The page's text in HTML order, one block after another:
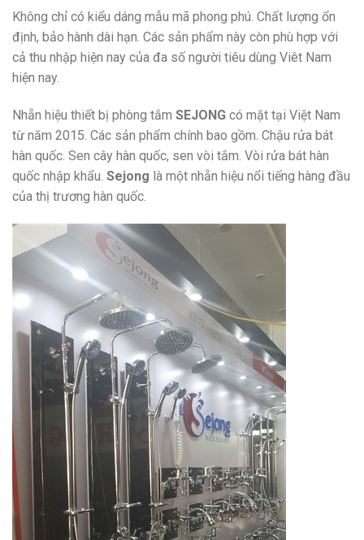
Không chỉ có kiểu dáng mẫu mã phong phú. Chất lượng ổn
định, bảo hành dài hạn. Các sản phẩm này còn phù hợp với
cả thu nhập hiện nay của đa số người tiêu dùng Viêt Nam
hiện nay.
Nhẵn hiệu thiết bị phòng tắm SEJONG có mặt tại Việt Nam
từ năm 2015. Các sản phẩm chính bao gồm. Chậu rửa bát
hàn quốc. Sen cây hàn quốc, sen vòi tắm. Vòi rửa bát hàn
quốc nhập khẩu. Sejong là một nhẵn hiệu nổi tiếng hàng đầu
của thị trương hàn quốc.